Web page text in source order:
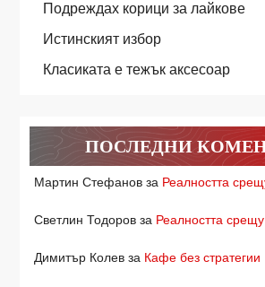
Подреждах корици за лайкове
Истинският избор
Класиката е тежък аксесоар
ПОСЛЕДНИ
Мартин Стефанов за Реалността
Светлин Тодоров за Реалността
Димитър Колев за Кафе без стратегии